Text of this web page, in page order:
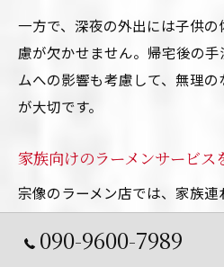
一方で、深夜の外出には子供
慮が欠かせません。帰宅後の
ムへの影響も考慮して、無理
が大切です。
家族向けのラーメンサービス
宗像のラーメン店では、家族連
しています。お子様用メニュ
の広い通路、禁煙席の設置な
090-9600-7989